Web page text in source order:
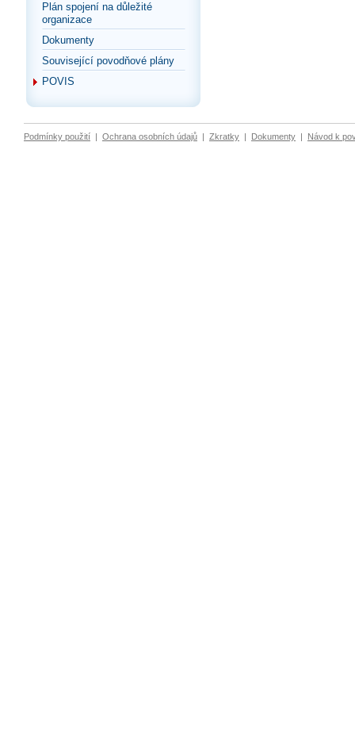
Plán spojení na důležité
organizace
Dokumenty
Související povodňové plány
POVIS
Podmínky použití | Ochrana osobních údajů | Zkratky | Dokumenty | Návod k